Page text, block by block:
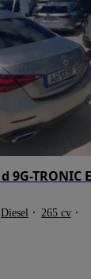
Diesel
265 cv